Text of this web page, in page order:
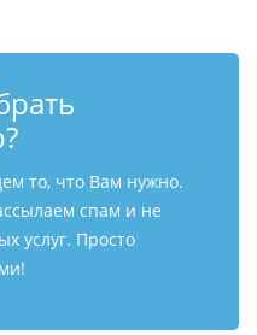
то, что Вам нужно.
спам и не
услуг. Просто